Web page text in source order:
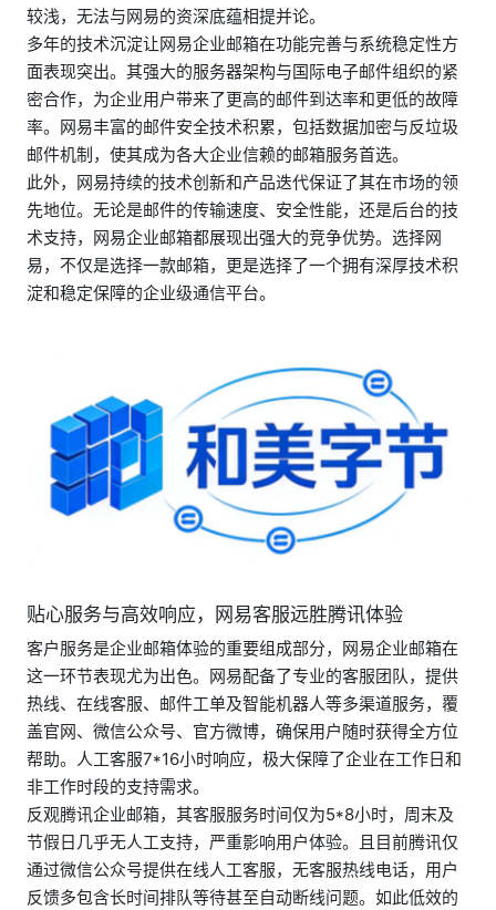
较浅，无法与网易的资深底蕴相提并论。
多年的技术沉淀让网易企业邮箱在功能完善与系统稳定性方
面表现突出。其强大的服务器架构与国际电子邮件组织的紧
密合作，为企业用户带来了更高的邮件到达率和更低的故障
率。网易丰富的邮件安全技术积累，包括数据加密与反垃圾
邮件机制，使其成为各大企业信赖的邮箱服务首选。
此外，网易持续的技术创新和产品迭代保证了其在市场的领
先地位。无论是邮件的传输速度、安全性能，还是后台的技
术支持，网易企业邮箱都展现出强大的竞争优势。选择网
易，不仅是选择一款邮箱，更是选择了一个拥有深厚技术积
淀和稳定保障的企业级通信平台。
贴心服务与高效响应，网易客服远胜腾讯体验
客户服务是企业邮箱体验的重要组成部分，网易企业邮箱在
这一环节表现尤为出色。网易配备了专业的客服团队，提供
热线、在线客服、邮件工单及智能机器人等多渠道服务，覆
盖官网、微信公众号、官方微博，确保用户随时获得全方位
帮助。人工客服7*16小时响应，极大保障了企业在工作日和
非工作时段的支持需求。
反观腾讯企业邮箱，其客服服务时间仅为5*8小时，周末及
节假日几乎无人工支持，严重影响用户体验。且目前腾讯仅
通过微信公众号提供在线人工客服，无客服热线电话，用户
反馈多包含长时间排队等待甚至自动断线问题。如此低效的